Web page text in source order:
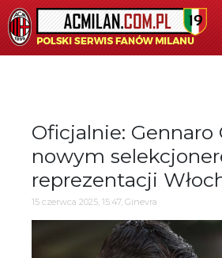
Oficjalnie: Gennaro
nowym
reprezentacji
15 czerwca 2025, 15:47, Ginevra